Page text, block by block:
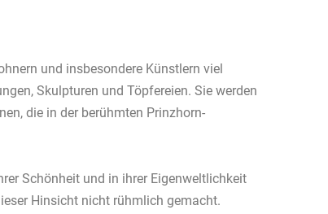
und insbesondere Künstlern viel
Skulpturen und Töpfereien. Sie werden
die in der berühmten Prinzhorn-
Schönheit und in ihrer Eigenweltlichkeit
Hinsicht nicht rühmlich gemacht.